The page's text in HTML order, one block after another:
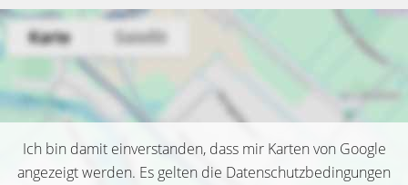
Ich bin damit einverstanden, dass mir Karten von Google
angezeigt werden. Es gelten die Datenschutzbedingungen